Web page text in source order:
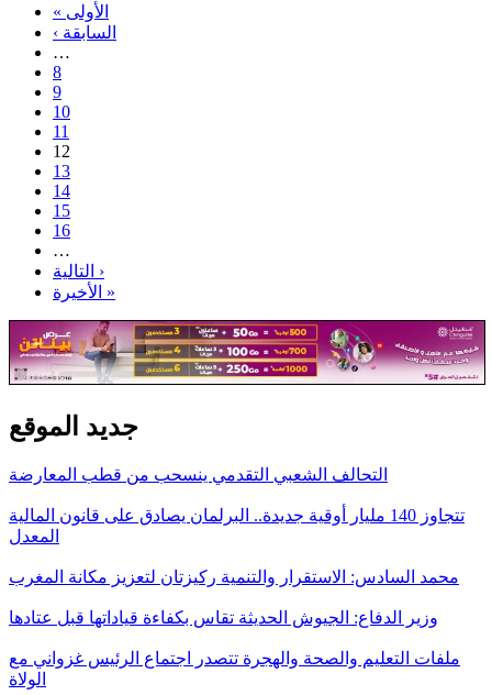
« الأولى
‹ السابقة
…
8
9
10
11
12
13
14
15
16
…
التالية ›
الأخيرة »
جديد الموقع
التحالف الشعبي التقدمي ينسحب من قطب المعارضة
تتجاوز 140 مليار أوقية جديدة.. البرلمان يصادق على قانون المالية
المعدل
محمد السادس: الاستقرار والتنمية ركيزتان لتعزيز مكانة المغرب
وزير الدفاع: الجيوش الحديثة تقاس بكفاءة قياداتها قبل عتادها
ملفات التعليم والصحة والهجرة تتصدر اجتماع الرئيس غزواني مع
الولاة